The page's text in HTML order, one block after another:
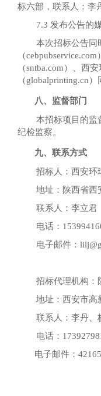
标六部，联系人：李
7.3 发布公告的
本次招标公告同
（
（sntba.com）、西
（globalprinting.cn）
八、监督部门
本招标项目的监
纪检监察。
九、联系方式
招标人：西安环
地址：陕西省西
联系人：李立君
电话：
电子邮件：
招标代理机构：
地址：西安市高
联系人：李丹、
电话：
电子邮件：